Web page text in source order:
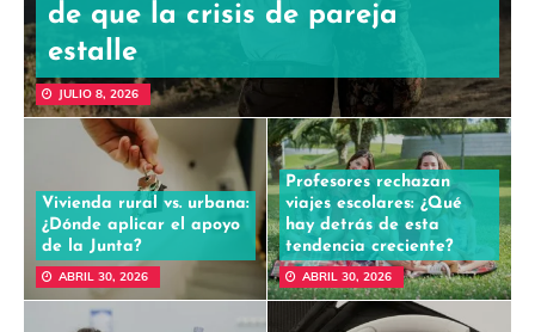
de que la crisis de pareja
estalle
JULIO 8, 2026
Vivienda rural vs. urbana:
¿Dónde aplicar el apoyo
de la Junta?
ABRIL 30, 2026
Profesores rechazan
viajes escolares: ¿Qué
hay detrás de esta
tendencia creciente?
ABRIL 30, 2026